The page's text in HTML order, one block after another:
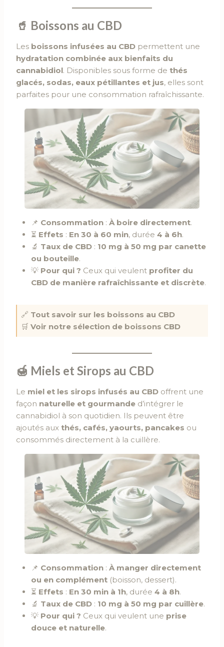
🥤 Boissons au CBD
Les boissons infusées au CBD permettent une
hydratation combinée aux bienfaits du
cannabidiol. Disponibles sous forme de thés
glacés, sodas, eaux pétillantes et jus, elles sont
parfaites pour une consommation rafraîchissante.
📌 Consommation : À boire directement.
⏳ Effets : En 30 à 60 min, durée 4 à 6h.
🔬 Taux de CBD : 10 mg à 50 mg par canette
ou bouteille.
💡 Pour qui ? Ceux qui veulent profiter du
CBD de manière rafraîchissante et discrète.
🔗 Tout savoir sur les boissons au CBD
🛒 Voir notre sélection de boissons CBD
🍯 Miels et Sirops au CBD
Le miel et les sirops infusés au CBD offrent une
façon naturelle et gourmande d’intégrer le
cannabidiol à son quotidien. Ils peuvent être
ajoutés aux thés, cafés, yaourts, pancakes ou
consommés directement à la cuillère.
📌 Consommation : À manger directement
ou en complément (boisson, dessert).
⏳ Effets : En 30 min à 1h, durée 4 à 8h.
🔬 Taux de CBD : 10 mg à 50 mg par cuillère.
💡 Pour qui ? Ceux qui veulent une prise
douce et naturelle.